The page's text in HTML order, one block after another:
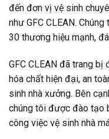
đến đơn vị vệ sinh
như GFC CLEAN.
30 thương hiệu mạnh,
GFC CLEAN đã trang
hóa chất hiện đại, an
sinh nhà xưởng. Bên
chúng tôi được đào tạo
công việc vệ sinh nhà